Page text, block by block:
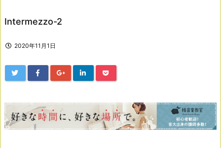
Intermezzo-2
2020年11月1日